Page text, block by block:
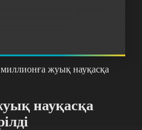
жуық науқасқа
науқасқа